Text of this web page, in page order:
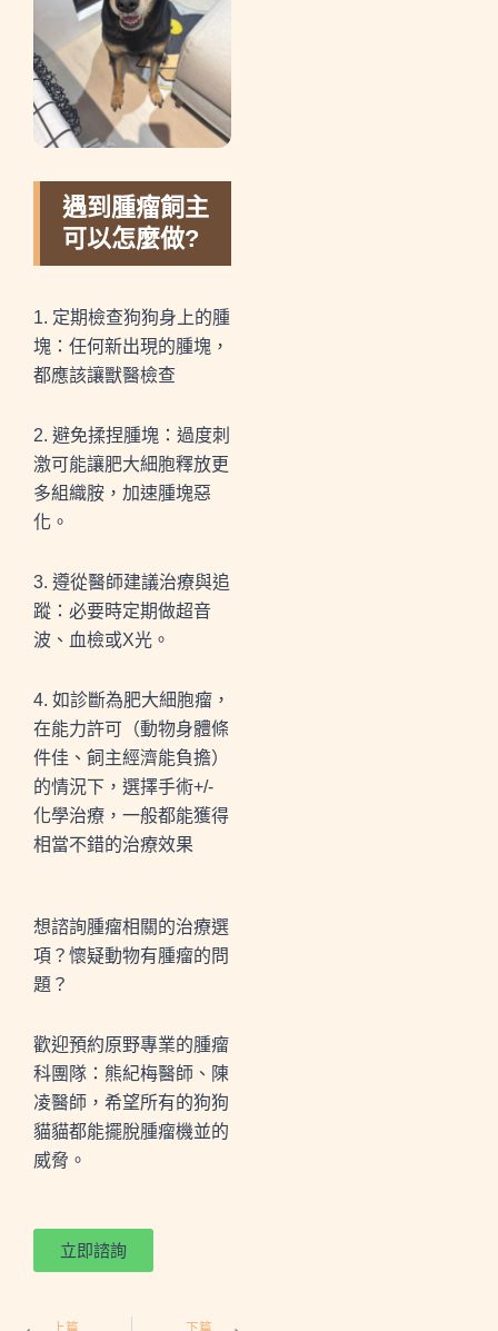
遇到腫瘤飼主
可以怎麼做?
1. 定期檢查狗狗身上的腫
塊：任何新出現的腫塊，
都應該讓獸醫檢查
2. 避免揉捏腫塊：過度刺
激可能讓肥大細胞釋放更
多組織胺，加速腫塊惡
化。
3. 遵從醫師建議治療與追
蹤：必要時定期做超音
波、血檢或X光。
4. 如診斷為肥大細胞瘤，
在能力許可（動物身體條
件佳、飼主經濟能負擔）
的情況下，選擇手術+/-
化學治療，一般都能獲得
相當不錯的治療效果
想諮詢腫瘤相關的治療選
項？懷疑動物有腫瘤的問
題？
歡迎預約原野專業的腫瘤
科團隊：熊紀梅醫師、陳
凌醫師，希望所有的狗狗
貓貓都能擺脫腫瘤機並的
威脅。
立即諮詢
上篇 下篇